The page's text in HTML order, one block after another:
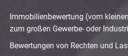
Immobilienbewertung (vom
zum großen Gewerbe- oder
Bewertungen von Rechten und